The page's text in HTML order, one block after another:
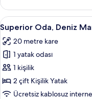
daha
fazla
detay
Superior
Oda,
Deniz
Manzaralı
(1+0
Renovated)
için
2
Superior Oda, Deniz
20 metre kare
1 yatak odası
1 kişilik
2 çift Kişilik Yatak
Ücretsiz kablosuz